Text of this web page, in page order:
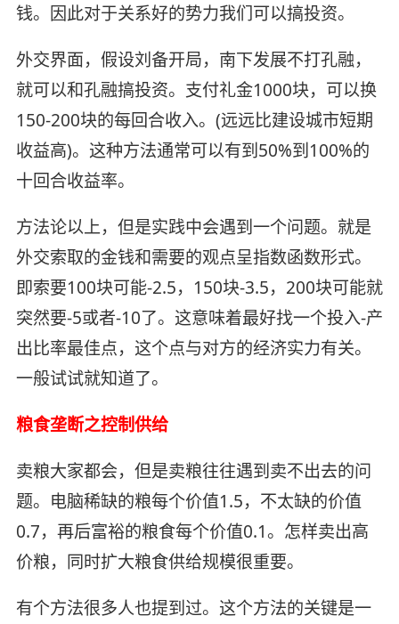
钱。因此对于关系好的势力我们可以搞投资。
外交界面，假设刘备开局，南下发展不打孔融，
就可以和孔融搞投资。支付礼金1000块，可以换
150-200块的每回合收入。(远远比建设城市短期
收益高)。这种方法通常可以有到50%到100%的
十回合收益率。
方法论以上，但是实践中会遇到一个问题。就是
外交索取的金钱和需要的观点呈指数函数形式。
即索要100块可能-2.5，150块-3.5，200块可能就
突然要-5或者-10了。这意味着最好找一个投入-产
出比率最佳点，这个点与对方的经济实力有关。
一般试试就知道了。
粮食垄断之控制供给
卖粮大家都会，但是卖粮往往遇到卖不出去的问
题。电脑稀缺的粮每个价值1.5，不太缺的价值
0.7，再后富裕的粮食每个价值0.1。怎样卖出高
价粮，同时扩大粮食供给规模很重要。
有个方法很多人也提到过。这个方法的关键是一